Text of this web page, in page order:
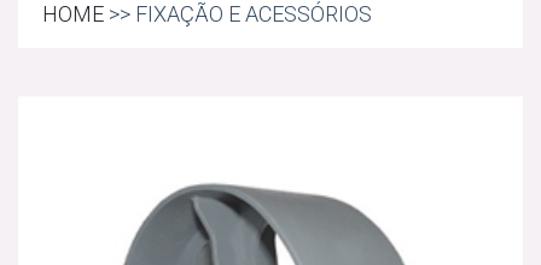
HOME >> FIXAÇÃO E ACESSÓRIOS